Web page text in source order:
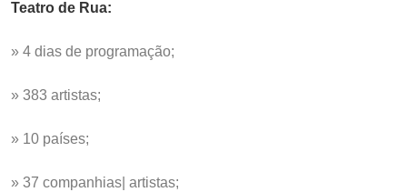
Teatro de Rua:
» 4 dias de programação;
» 383 artistas;
» 10 países;
» 37 companhias| artistas;